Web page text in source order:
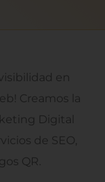
en
Creamos la
Digital
de SEO,
QR.